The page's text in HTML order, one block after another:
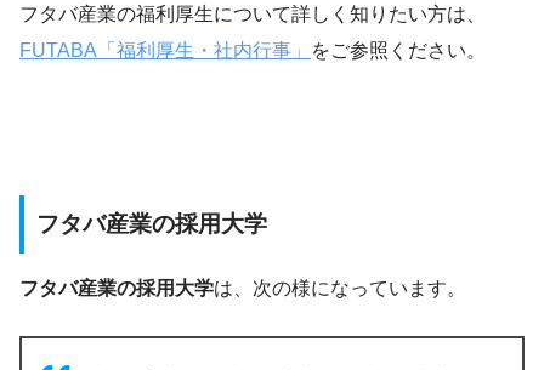
フタバ産業の福利厚生について詳しく知りたい方は、
FUTABA「福利厚生・社内行事」
をご参照ください。
フタバ産業の採用大学
フタバ産業の採用大学は、次の様になっています。